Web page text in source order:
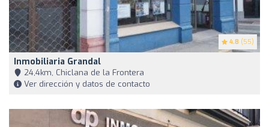
4.8 (55)
Inmobiliaria Grandal
24,4km, Chiclana de la Frontera
Ver dirección y datos de contacto